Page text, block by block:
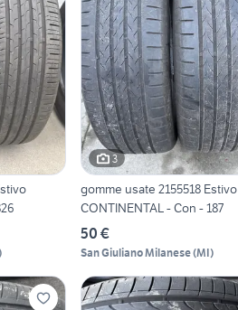
)
3
gomme usate 2155518 Estivo
CONTINENTAL - Con - 187
50 €
San Giuliano Milanese(MI)